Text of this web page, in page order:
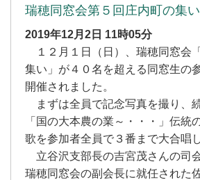
瑞穂同窓会第５回庄内町の集い
2019年12月2日 11時05分
１２月１日（日）、瑞穂同窓会
集い」が４０名を超える同窓生の
開催されました。
まずは全員で記念写真を撮り、
「国の大本農の業～・・・」伝統
歌を参加者全員で３番まで大合唱
立谷沢支部長の吉宮茂さんの司
瑞穂同窓会の副会長に就任された